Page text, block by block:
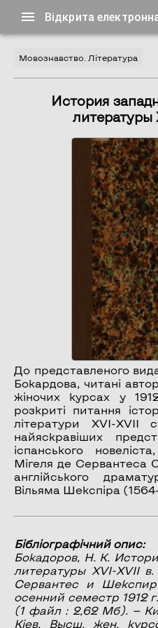
Відкрита
Мовознавство. Література
История
литературы
До представленого
Бокардова, читані
жіночих курсах у
розкриті питання
літератури XVI-XVII
найяскравіших
іспанського
Мігеля де Сервантеса
англійського
Вільяма Шекспіра
Бібліографічний опис:
Бокадоров, Н. К.
литературы XVI-XVII в.
Сервантес и
осенний семестр 1912
(1 файл : 2,62 Мб). —
Кіев. Высш. жен.